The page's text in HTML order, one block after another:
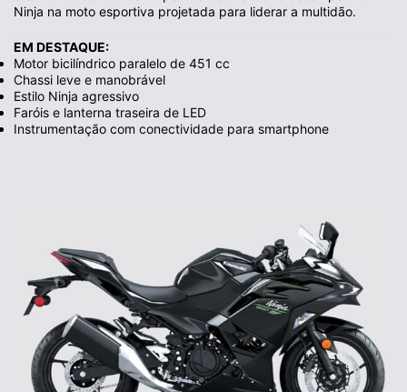
Ninja na moto esportiva projetada para liderar a multidão.
EM DESTAQUE:
Motor bicilíndrico paralelo de 451 cc
Chassi leve e manobrável
Estilo Ninja agressivo
Faróis e lanterna traseira de LED
Instrumentação com conectividade para smartphone